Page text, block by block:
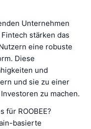
Unternehmen
stärken das
eine robuste
Diese
und
und sie zu einer
zu machen.
für ROOBEE?
basierte